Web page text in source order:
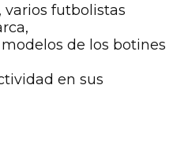
varios futbolistas
de los botines
en sus